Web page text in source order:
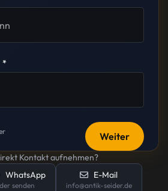
Weiter
Kontakt aufnehmen?
WhatsApp
senden
E-Mail
info@antik-seider.de